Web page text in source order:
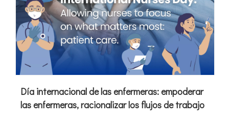
Día internacional de las enfermeras: empoderar
las enfermeras, racionalizar los flujos de trabajo